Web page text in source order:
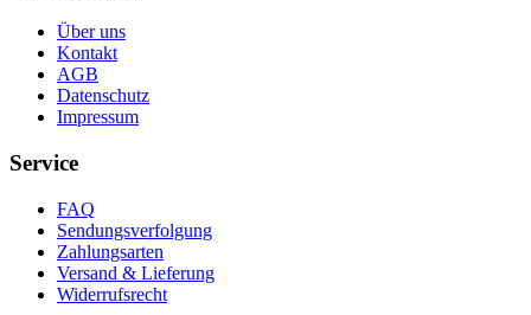
Über uns
Kontakt
AGB
Datenschutz
Impressum
Service
FAQ
Sendungsverfolgung
Zahlungsarten
Versand & Lieferung
Widerrufsrecht